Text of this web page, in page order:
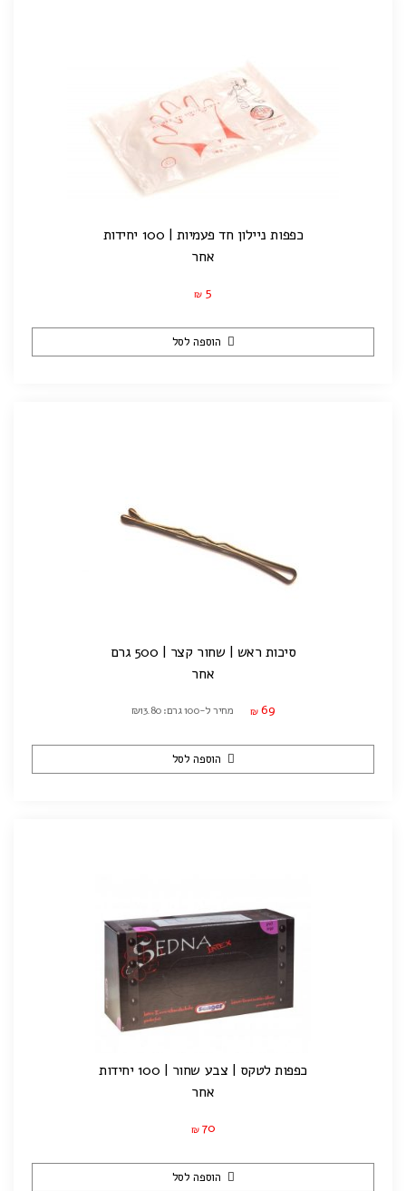
כפפות ניילון חד פעמיות | 100 יחידות
אחר
₪ 5
הוספה לסל
סיכות ראש | שחור קצר | 500 גרם
אחר
₪ 69 מחיר ל-100 גרם: ₪13.80
הוספה לסל
כפפות לטקס | צבע שחור | 100 יחידות
אחר
₪ 70
הוספה לסל